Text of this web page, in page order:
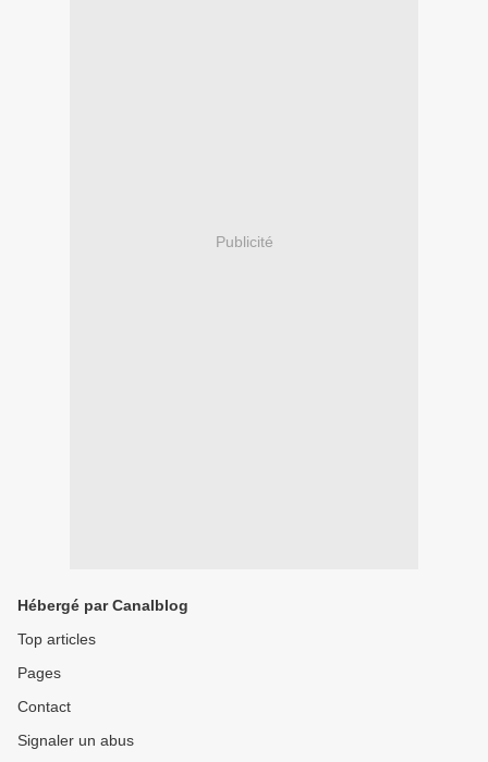
Publicité
Hébergé par Canalblog
Top articles
Pages
Contact
Signaler un abus